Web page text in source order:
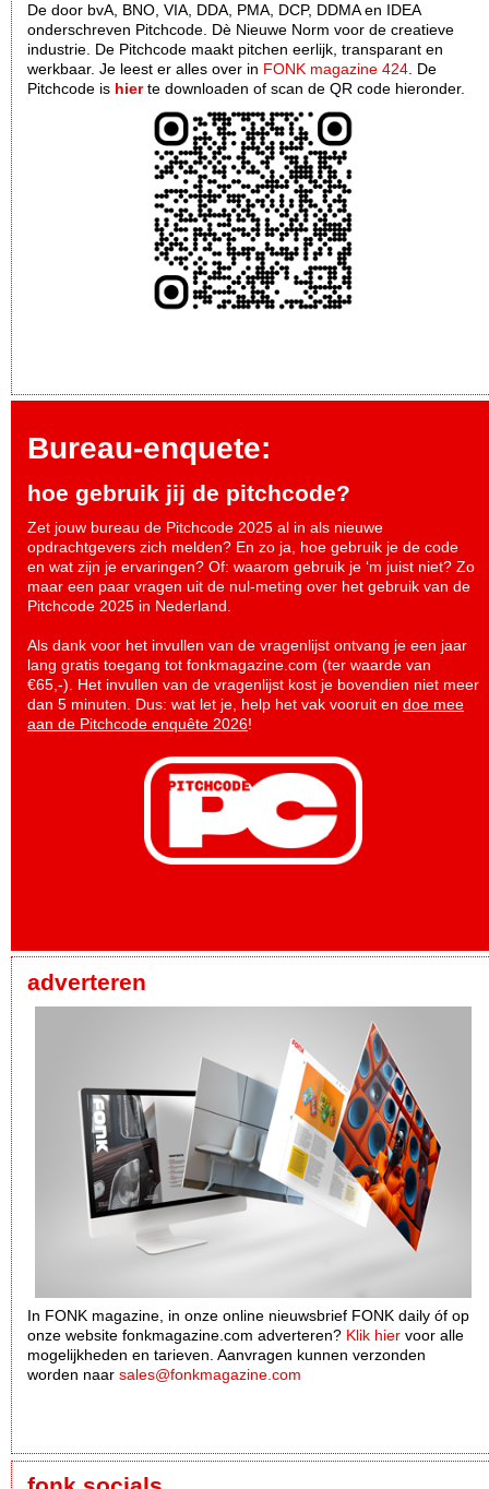
De door bvA, BNO, VIA, DDA, PMA, DCP, DDMA en IDEA
onderschreven Pitchcode. Dè Nieuwe Norm voor de creatieve
industrie. De Pitchcode maakt pitchen eerlijk, transparant en
werkbaar. Je leest er alles over in FONK magazine 424. De
Pitchcode is hierte downloaden of scan de QR code hieronder.
Bureau-enquete:
hoe gebruik jij de pitchcode?
Zet jouw bureau de Pitchcode 2025 al in als nieuwe
opdrachtgevers zich melden? En zo ja, hoe gebruik je de code
en wat zijn je ervaringen? Of: waarom gebruik je ‘m juist niet? Zo
maar een paar vragen uit de nul-meting over het gebruik van de
Pitchcode 2025 in Nederland.
Als dank voor het invullen van de vragenlijst ontvang je een jaar
lang gratis toegang tot fonkmagazine.com (ter waarde van
€65,-). Het invullen van de vragenlijst kost je bovendien niet meer
dan 5 minuten. Dus: wat let je, help het vak vooruit en doe mee
aan de Pitchcode enquête 2026!
adverteren
In FONK magazine, in onze online nieuwsbrief FONK daily óf op
onze website fonkmagazine.com adverteren? Klik hier voor alle
mogelijkheden en tarieven. Aanvragen kunnen verzonden
worden naar sales@fonkmagazine.com